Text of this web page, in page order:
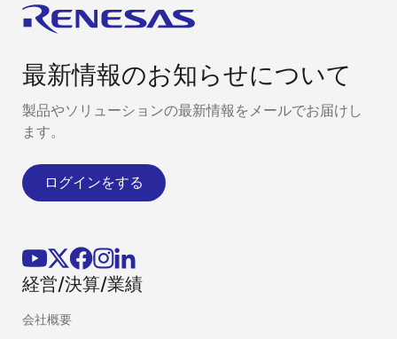
最新情報のお知らせについて
製品やソリューションの最新情報をメールでお届けし
ます。
ログインをする
経営/決算/業績
会社概要